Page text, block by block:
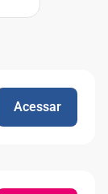
Acessar